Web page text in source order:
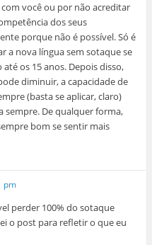
você ou por não acreditar
dos seus
porque não é possível. Só é
a nova língua sem sotaque se
os 15 anos. Depois disso,
diminuir, a capacidade de
(basta se aplicar, claro)
sempre. De qualquer forma,
bom se sentir mais
pm
perder 100% do sotaque
o post para refletir o que eu